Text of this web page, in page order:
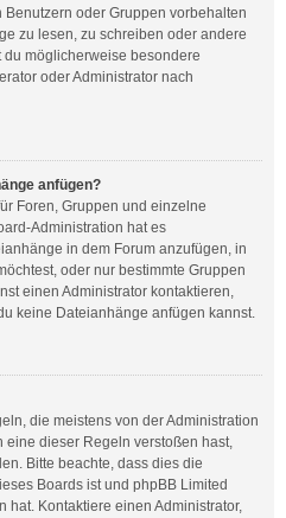
oder Gruppen vorbehalten
zu lesen, zu schreiben oder andere
möglicherweise besondere
oder Administrator nach
anfügen?
Foren, Gruppen und einzelne
Administration hat es
in dem Forum anzufügen, in
oder nur bestimmte Gruppen
einen Administrator kontaktieren,
keine Dateianhänge anfügen kannst.
die meistens von der Administration
eine dieser Regeln verstoßen hast,
Bitte beachte, dass dies die
Boards ist und phpBB Limited
hat. Kontaktiere einen Administrator,